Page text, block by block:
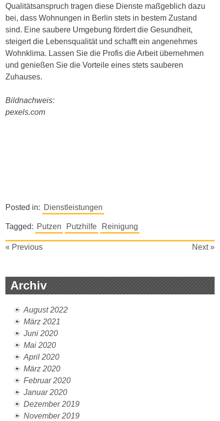
Qualitätsanspruch tragen diese Dienste maßgeblich dazu
bei, dass Wohnungen in Berlin stets in bestem Zustand
sind. Eine saubere Umgebung fördert die Gesundheit,
steigert die Lebensqualität und schafft ein angenehmes
Wohnklima. Lassen Sie die Profis die Arbeit übernehmen
und genießen Sie die Vorteile eines stets sauberen
Zuhauses.
Bildnachweis:
pexels.com
Posted in: Dienstleistungen
Tagged: Putzen Putzhilfe Reinigung
Beitragsnavigation
« Previous Next »
Archiv
August 2022
März 2021
Juni 2020
Mai 2020
April 2020
März 2020
Februar 2020
Januar 2020
Dezember 2019
November 2019